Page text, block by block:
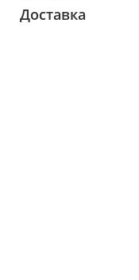
Доставка